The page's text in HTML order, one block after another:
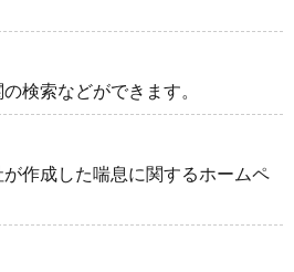
検索などができます。
作成した喘息に関するホームペ